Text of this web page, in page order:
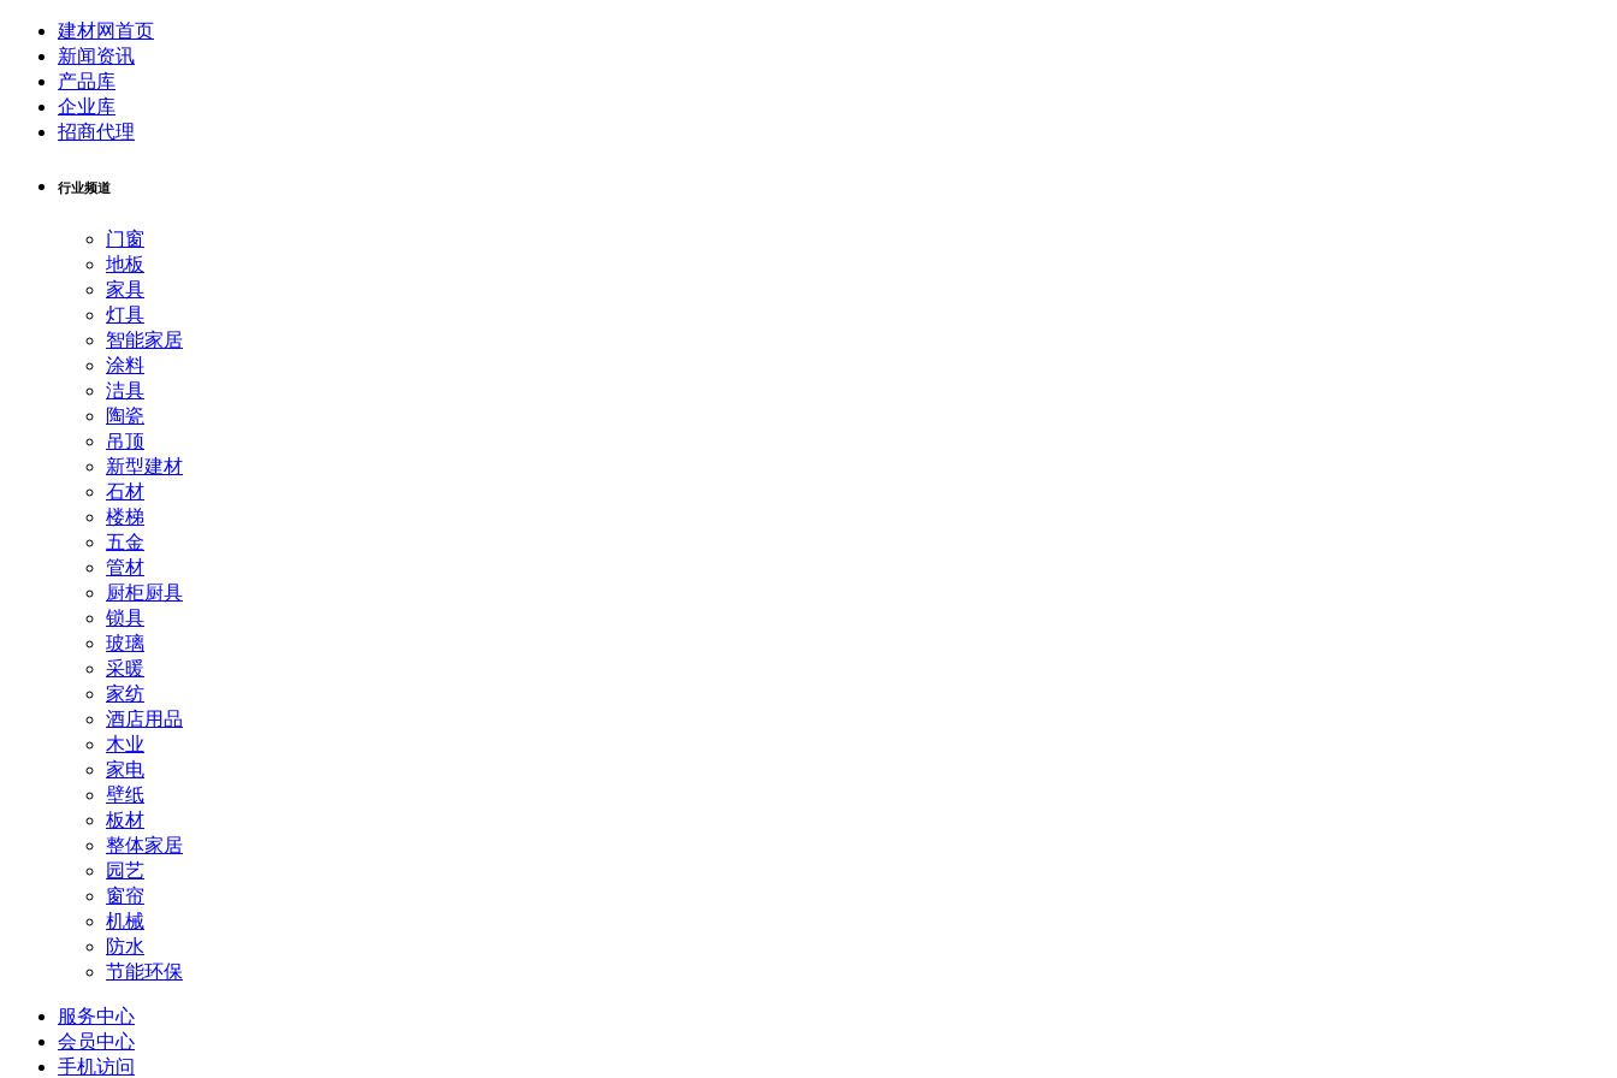
建材网首页
新闻资讯
产品库
企业库
招商代理
行业频道
门窗
地板
家具
灯具
智能家居
涂料
洁具
陶瓷
吊顶
新型建材
石材
楼梯
五金
管材
厨柜厨具
锁具
玻璃
采暖
家纺
酒店用品
木业
家电
壁纸
板材
整体家居
园艺
窗帘
机械
防水
节能环保
服务中心
会员中心
手机访问